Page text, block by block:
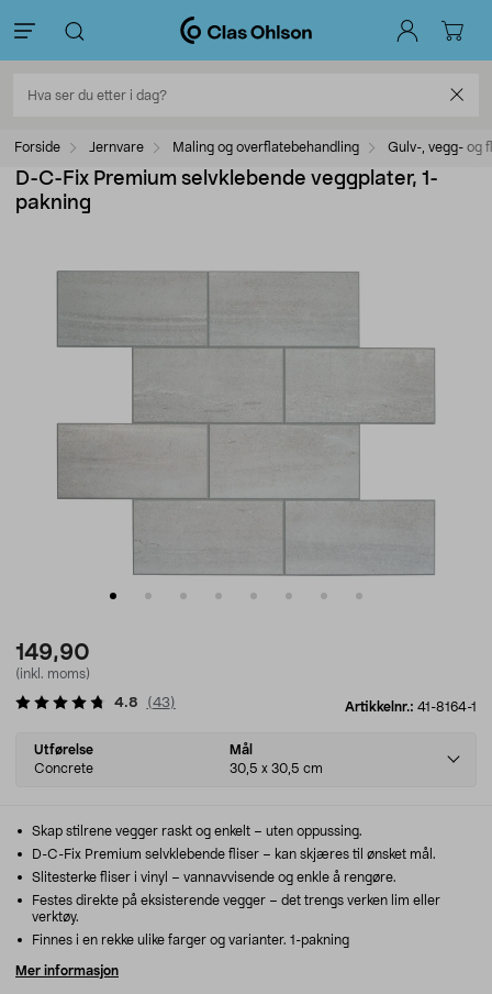
Forside Jernvare Maling og overflatebehandling Gulv-, vegg- og
D-C-Fix Premium selvklebende veggplater, 1-
pakning
149,90
(inkl. moms)
Artikkelnr.: 41-8164-1
4.8 (43)
Select
variant
Utførelse
Concrete
Mål
30,5 x 30,5 cm
Skap stilrene vegger raskt og enkelt – uten oppussing.
D-C-Fix Premium selvklebende fliser – kan skjæres til ønsket mål.
Slitesterke fliser i vinyl – vannavvisende og enkle å rengøre.
Festes direkte på eksisterende vegger – det trengs verken lim eller
verktøy.
Finnes i en rekke ulike farger og varianter. 1-pakning
Mer informasjon